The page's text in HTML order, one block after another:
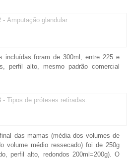
- Amputação glandular.
incluídas foram de 300ml, entre 225 e
perfil alto, mesmo padrão comercial
- Tipos de próteses retiradas.
das mamas (média dos volumes de
volume médio ressecado) foi de 250g
perfil alto, redondos 200ml=200g). O